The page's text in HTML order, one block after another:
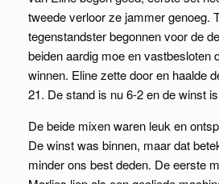
tweede verloor ze jammer genoeg.
tegenstandster begonnen voor de
beiden aardig moe en vastbesloten
winnen. Eline zette door en haalde
21. De stand is nu 6-2 en de winst
De beide mixen waren leuk en
De winst was binnen, maar dat
minder ons best deden. De eerste